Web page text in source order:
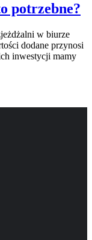
potrzebne?
w biurze
dodane przynosi
inwestycji mamy